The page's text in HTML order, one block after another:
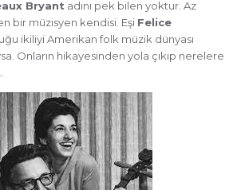
Bryant adını pek bilen yoktur. Az
bir müzisyen kendisi. Eşi Felice
ikiliyi Amerikan folk müzik dünyası
Onların hikayesinden yola çıkıp nerelere